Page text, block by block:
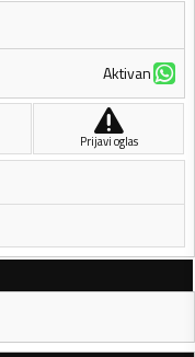
Aktivan
Prijavi oglas